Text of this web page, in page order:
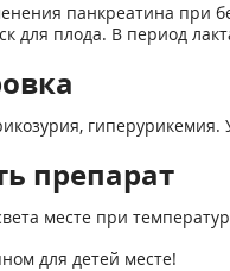
панкреатина при
для плода. В период
препарат
месте при
для детей месте!